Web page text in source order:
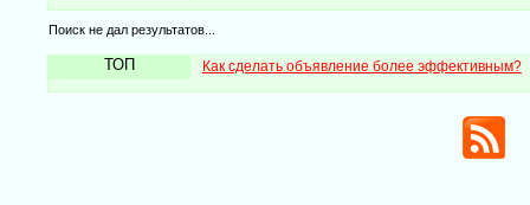
Поиск не дал результатов...
ТОП Как сделать объявление более эффективным?